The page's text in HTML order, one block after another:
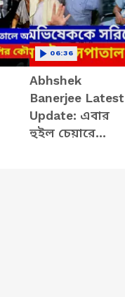
Abhshek
Banerjee Latest
Update: এবার
হুইল চেয়ারে
06:36